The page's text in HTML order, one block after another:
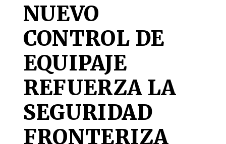
NUEVO
CONTROL DE
EQUIPAJE
REFUERZA LA
SEGURIDAD
FRONTERIZA